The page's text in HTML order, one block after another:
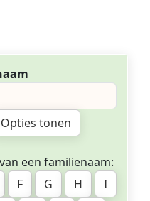
Opties tonen
een familienaam:
F G H
I